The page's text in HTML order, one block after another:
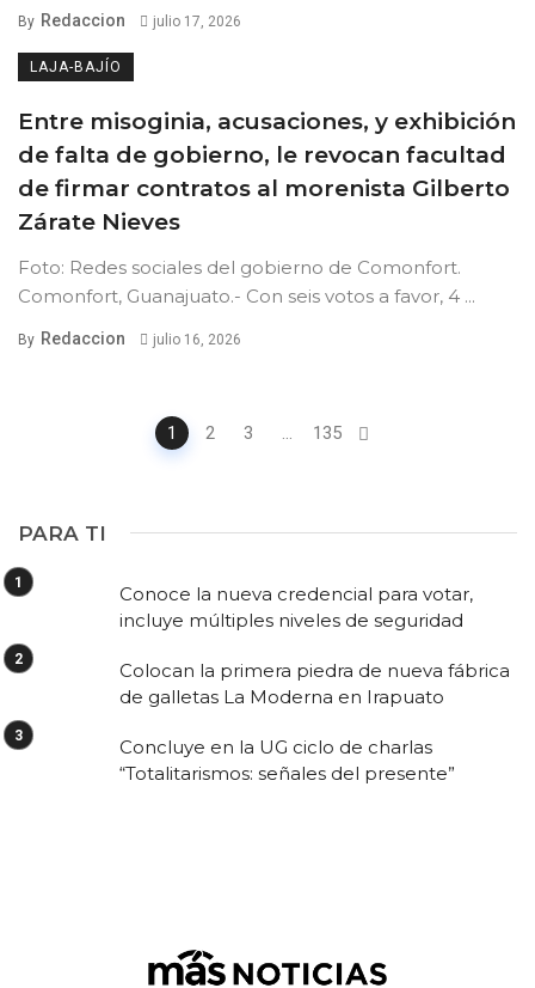
By Redaccion julio 17, 2026
LAJA-BAJÍO
Entre misoginia, acusaciones, y exhibición
de falta de gobierno, le revocan facultad
de firmar contratos al morenista Gilberto
Zárate Nieves
Foto: Redes sociales del gobierno de Comonfort.
Comonfort, Guanajuato.- Con seis votos a favor, 4 ...
By Redaccion julio 16, 2026
1 2 3 ... 135
PARA TI
Conoce la nueva credencial para votar,
incluye múltiples niveles de seguridad
Colocan la primera piedra de nueva fábrica
de galletas La Moderna en Irapuato
Concluye en la UG ciclo de charlas
“Totalitarismos: señales del presente”